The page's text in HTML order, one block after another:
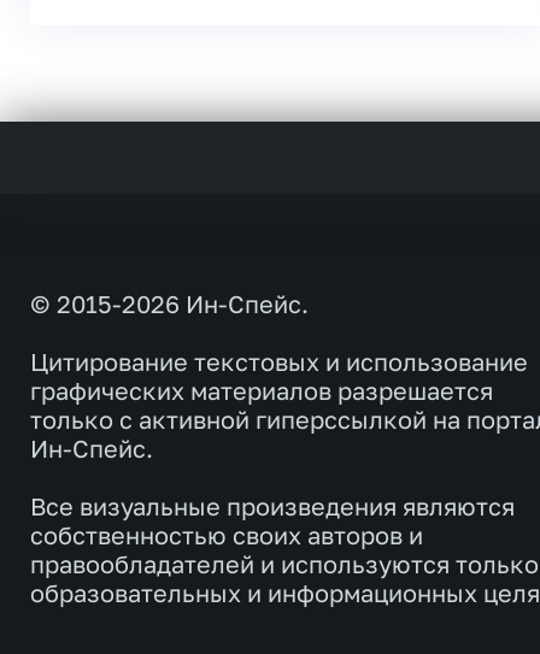
© 2015-2026 Ин-Спейс.
Цитирование текстовых и использование
графических материалов разрешается
только с активной гиперссылкой на
Ин-Спейс.
Все визуальные произведения являются
собственностью своих авторов и
правообладателей и используются
образовательных и информационных